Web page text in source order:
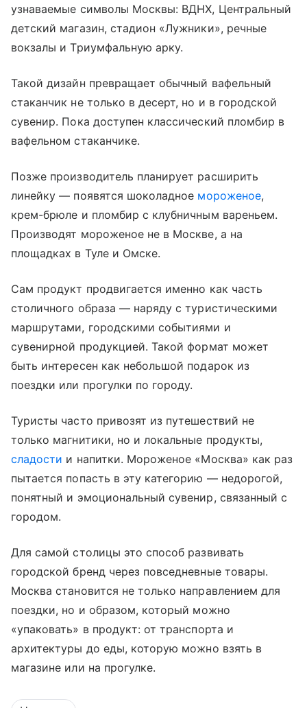
узнаваемые символы Москвы: ВДНХ, Центральный
детский магазин, стадион «Лужники», речные
вокзалы и Триумфальную арку.
Такой дизайн превращает обычный вафельный
стаканчик не только в десерт, но и в городской
сувенир. Пока доступен классический пломбир в
вафельном стаканчике.
Позже производитель планирует расширить
линейку — появятся шоколадное мороженое,
крем-брюле и пломбир с клубничным вареньем.
Производят мороженое не в Москве, а на
площадках в Туле и Омске.
Сам продукт продвигается именно как часть
столичного образа — наряду с туристическими
маршрутами, городскими событиями и
сувенирной продукцией. Такой формат может
быть интересен как небольшой подарок из
поездки или прогулки по городу.
Туристы часто привозят из путешествий не
только магнитики, но и локальные продукты,
сладости и напитки. Мороженое «Москва» как раз
пытается попасть в эту категорию — недорогой,
понятный и эмоциональный сувенир, связанный с
городом.
Для самой столицы это способ развивать
городской бренд через повседневные товары.
Москва становится не только направлением для
поездки, но и образом, который можно
«упаковать» в продукт: от транспорта и
архитектуры до еды, которую можно взять в
магазине или на прогулке.